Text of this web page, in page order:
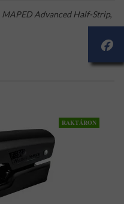
MAPED Advanced Half-Strip,
RAKTÁRON